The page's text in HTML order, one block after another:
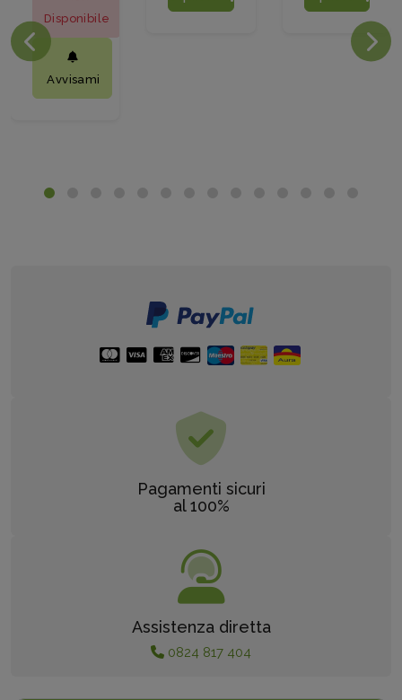
Disponibile
Avvisami
Pagamenti sicuri
al 100%
Assistenza diretta
0824 817 404